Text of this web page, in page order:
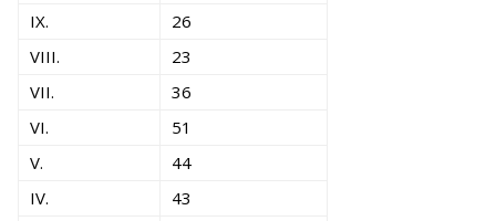
IX.
26
VIII.
23
VII.
36
VI.
51
V.
44
IV.
43